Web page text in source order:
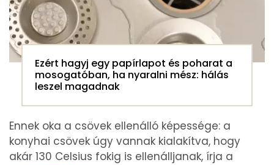
Ezért hagyj egy papírlapot és poharat a
mosogatóban, ha nyaralni mész: hálás
leszel magadnak
Ennek oka a csövek ellenálló képessége: a
konyhai csövek úgy vannak kialakítva, hogy
akár 130 Celsius fokig is ellenálljanak, írja a